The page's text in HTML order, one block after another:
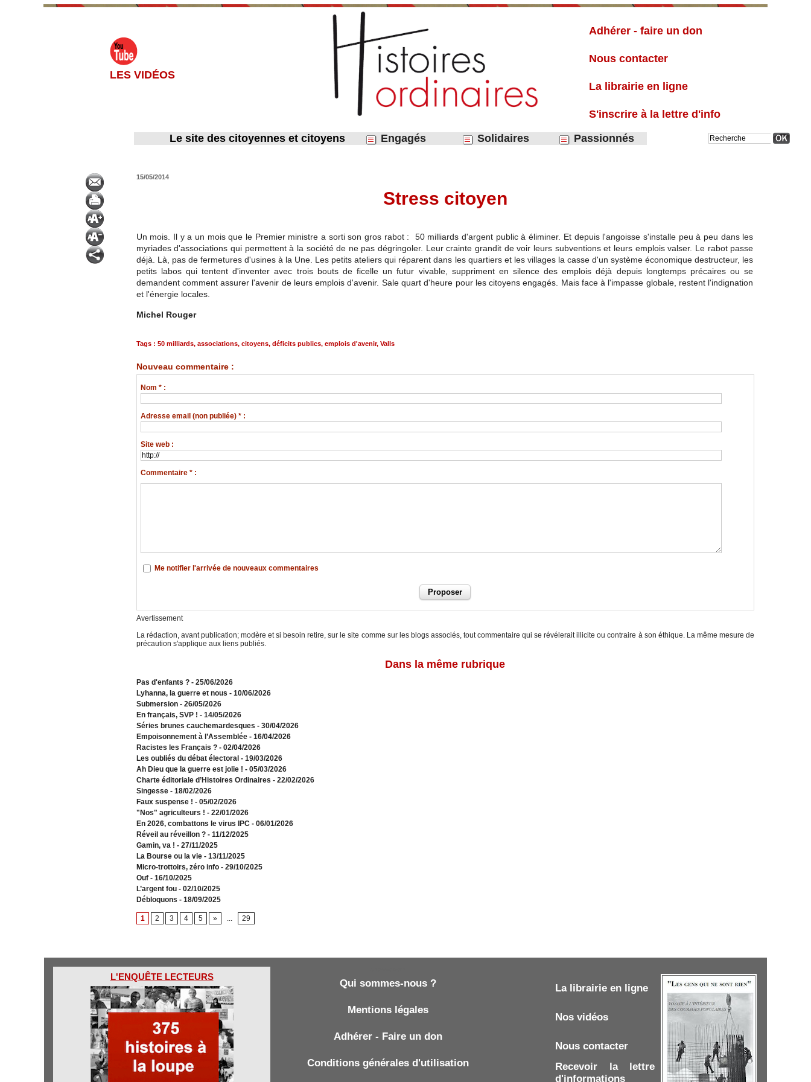
LES VIDÉOS
Adhérer - faire un don
Nous contacter
La librairie en ligne
S'inscrire à la lettre d'info
Le site des citoyennes et citoyens
Engagés Solidaires Passionnés
15/05/2014
Stress citoyen
Un mois. Il y a un mois que le Premier ministre a sorti son gros rabot : 50 milliards d'argent public à éliminer. Et depuis l'angoisse s'installe peu à peu dans les
myriades d'associations qui permettent à la société de ne pas dégringoler. Leur crainte grandit de voir leurs subventions et leurs emplois valser. Le rabot passe
déjà. Là, pas de fermetures d'usines à la Une. Les petits ateliers qui réparent dans les quartiers et les villages la casse d'un système économique destructeur, les
petits labos qui tentent d'inventer avec trois bouts de ficelle un futur vivable, suppriment en silence des emplois déjà depuis longtemps précaires ou se
demandent comment assurer l'avenir de leurs emplois d'avenir. Sale quart d'heure pour les citoyens engagés. Mais face à l'impasse globale, restent l'indignation
et l'énergie locales.
Michel Rouger
Tags: 50 milliards, associations, citoyens, déficits publics, emplois d'avenir, Valls
Nouveau commentaire :
Nom * :
Adresse email (non publiée) * :
Site web :
Commentaire * :
Me notifier l'arrivée de nouveaux commentaires
Avertissement
La rédaction, avant publication; modère et si besoin retire, sur le site comme sur les blogs associés, tout commentaire qui se révélerait illicite ou contraire à son éthique. La même mesure de
précaution s'applique aux liens publiés.
Dans la même rubrique
Pas d'enfants ? - 25/06/2026
​Lyhanna, la guerre et nous - 10/06/2026
Submersion - 26/05/2026
En français, SVP ! - 14/05/2026
​Séries brunes cauchemardesques - 30/04/2026
Empoisonnement à l’Assemblée­ - 16/04/2026
Racistes les Français ? - 02/04/2026
​Les oubliés du débat électoral - 19/03/2026
Ah Dieu que la guerre est jolie ! - 05/03/2026
Charte éditoriale d’Histoires Ordinaires - 22/02/2026
Singesse - 18/02/2026
Faux suspense ! - 05/02/2026
"Nos" agriculteurs ! - 22/01/2026
En 2026, combattons le virus IPC - 06/01/2026
Réveil au réveillon ? - 11/12/2025
Gamin, va ! - 27/11/2025
​La Bourse ou la vie - 13/11/2025
Micro-trottoirs, zéro info - 29/10/2025
Ouf - 16/10/2025
L’argent fou - 02/10/2025
Débloquons - 18/09/2025
1 2 3 4 5 » ... 29
L'ENQUÊTE LECTEURS
Qui sommes-nous ?
Mentions légales
Adhérer - Faire un don
Conditions générales d'utilisation
La librairie en ligne
Nos vidéos
Nous contacter
Recevoir la lettre
d'informations